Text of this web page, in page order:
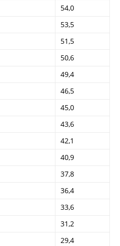
54,0
53,5
51,5
50,6
49,4
46,5
45,0
43,6
42,1
40,9
37,8
36,4
33,6
31,2
29,4